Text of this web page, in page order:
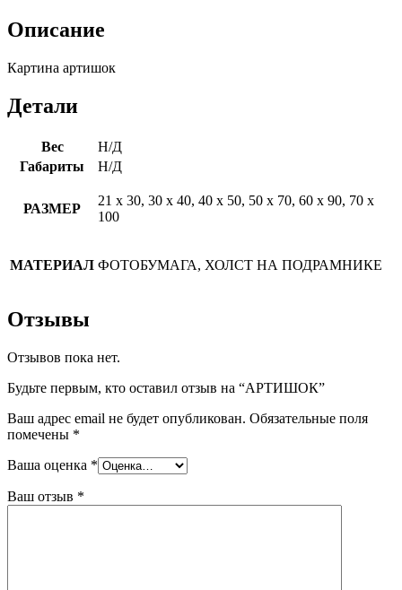
Описание
Картина артишок
Детали
Вес
Н/Д
Габариты
Н/Д
РАЗМЕР
21 х 30, 30 х 40, 40 х 50, 50 х 70, 60 х 90, 70 х
100
МАТЕРИАЛ ФОТОБУМАГА, ХОЛСТ НА ПОДРАМНИКЕ
Отзывы
Отзывов пока нет.
Будьте первым, кто оставил отзыв на “АРТИШОК”
Ваш адрес email не будет опубликован. Обязательные поля
помечены *
Ваша оценка *
Ваш отзыв *